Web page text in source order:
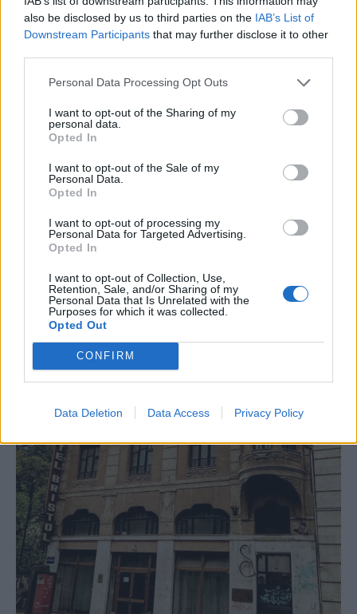
also be disclosed by us to third parties on the IAB’s List of
Downstream Participants that may further disclose it to other
Personal Data Processing Opt Outs
I want to opt-out of the Sharing of my
personal data.
Opted In
I want to opt-out of the Sale of my
Personal Data.
Opted In
I want to opt-out of processing my
Personal Data for Targeted Advertising.
Opted In
I want to opt-out of Collection, Use,
Retention, Sale, and/or Sharing of my
Personal Data that Is Unrelated with the
Purposes for which it was collected.
Opted Out
CONFIRM
Data Deletion Data Access Privacy Policy
Бугари, Турци, Македонци и Грци, сега ги делам
на добри и лоши. А еден ден и тоа нема да го
Прокопиев одговара: Точно така. Зорба Гркот е
реален човек и погребан е во Скопје. Починал
во хотелот “Бристол”. А хотелот го држеле мои
роднини. Така што, Казанѕакис се инспирирал
од жив човек. Казанѕакис исто бил многу
неспокоен, темпераментен дух. И кога ќе се
сретнел со Зорба, тоа било средба меѓу две
сродни души”.